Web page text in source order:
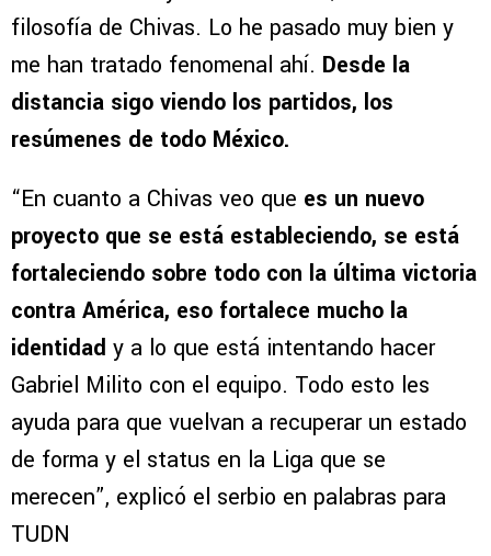
filosofía de Chivas. Lo he pasado muy bien y
me han tratado fenomenal ahí. Desde la
distancia sigo viendo los partidos, los
resúmenes de todo México.
“En cuanto a Chivas veo que es un nuevo
proyecto que se está estableciendo, se está
fortaleciendo sobre todo con la última victoria
contra América, eso fortalece mucho la
identidad y a lo que está intentando hacer
Gabriel Milito con el equipo. Todo esto les
ayuda para que vuelvan a recuperar un estado
de forma y el status en la Liga que se
merecen”, explicó el serbio en palabras para
TUDN